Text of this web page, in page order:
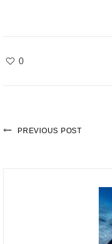
0
PREVIOUS POST